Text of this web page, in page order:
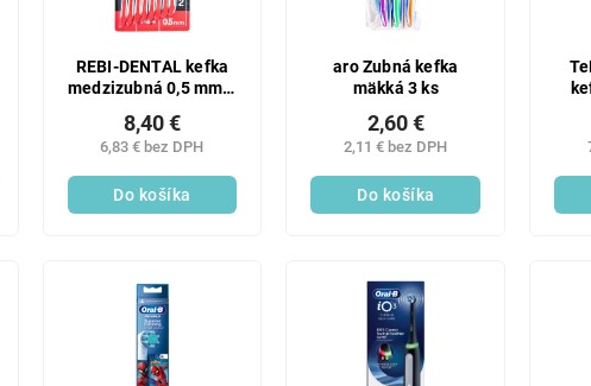
REBI-DENTAL kefka
medzizubná 0,5 mm 1
6,83 € bez DPH
8,40 €
Do košíka
aro Zubná kefka
mäkká 3 ks
2,11 € bez DPH
2,60 €
Do košíka